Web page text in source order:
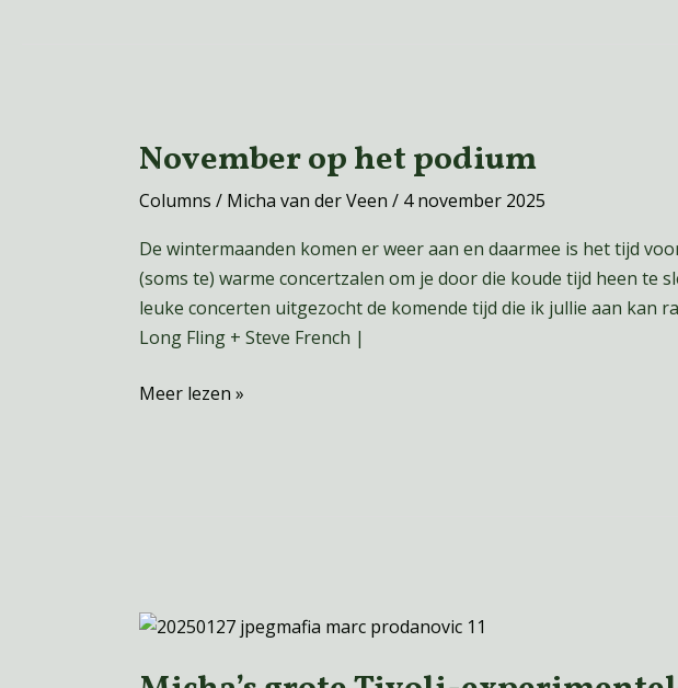
November op het podium
Columns / Micha van der Veen / 4 november 2025
De wintermaanden komen er weer aan en daarmee is het tijd
(soms te) warme concertzalen om je door die koude tijd heen te
leuke concerten uitgezocht de komende tijd die ik jullie aan kan
Long Fling + Steve French |
November
het
podium
Meer lezen »
Micha’s